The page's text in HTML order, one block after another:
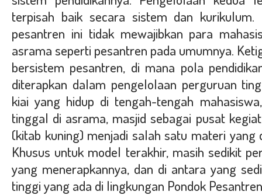
terpisah baik secara sistem dan
pesantren ini tidak mewajibkan para
asrama seperti pesantren pada umumnya.
bersistem pesantren, di mana pola
diterapkan dalam pengelolaan perguruan
kiai yang hidup di tengah-tengah
tinggal di asrama, masjid sebagai pusat
(kitab kuning) menjadi salah satu materi yang
Khusus untuk model terakhir, masih sedikit
yang menerapkannya, dan di antara yang
tinggi yang ada di lingkungan Pondok